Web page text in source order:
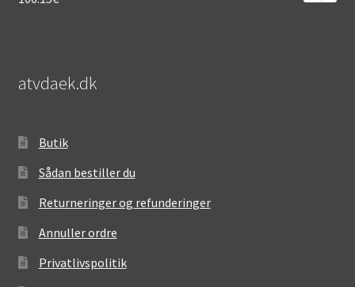
atvdaek.dk
Butik
Sådan bestiller du
Returneringer og refunderinger
Annuller ordre
Privatlivspolitik